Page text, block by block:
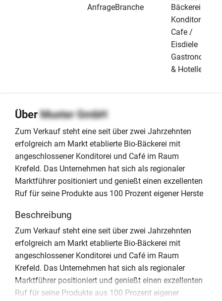
AnfrageBranche
Bäckerei /
Konditorei /
Cafe /
Eisdiele
Gastronomie
& Hotellerie
ÜberMuster GmbH
Zum Verkauf steht eine seit über zwei Jahrzehnten
erfolgreich am Markt etablierte Bio-Bäckerei mit
angeschlossener Konditorei und Café im Raum
Krefeld. Das Unternehmen hat sich als regionaler
Marktführer positioniert und genießt einen exzellenten
Ruf für seine Produkte aus 100 Prozent eigener Herste
Beschreibung
Zum Verkauf steht eine seit über zwei Jahrzehnten
erfolgreich am Markt etablierte Bio-Bäckerei mit
angeschlossener Konditorei und Café im Raum
Krefeld. Das Unternehmen hat sich als regionaler
Marktführer positioniert und genießt einen exzellenten
Ruf für seine Produkte aus 100 Prozent eigener